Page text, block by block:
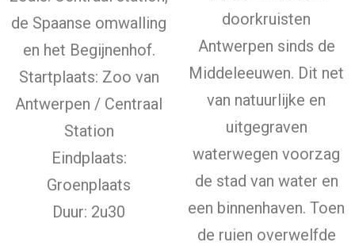
de Spaanse omwalling
en het Begijnenhof.
Startplaats: Zoo van
Antwerpen / Centraal
Station
Eindplaats:
Groenplaats
Duur: 2u30
doorkruisten
Antwerpen sinds de
Middeleeuwen. Dit net
van natuurlijke en
uitgegraven
waterwegen voorzag
de stad van water en
een binnenhaven. Toen
de ruien overwelfde